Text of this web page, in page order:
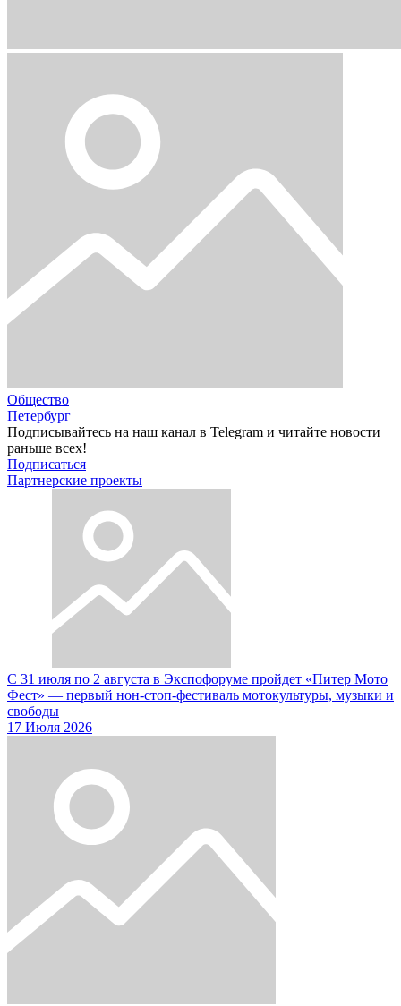
Общество
Петербург
Подписывайтесь на наш канал в Telegram и читайте новости
раньше всех!
Подписаться
Партнерские проекты
С 31 июля по 2 августа в Экспофоруме пройдет «Питер Мото
Фест» — первый нон-стоп-фестиваль мотокультуры, музыки и
свободы
17 Июля 2026